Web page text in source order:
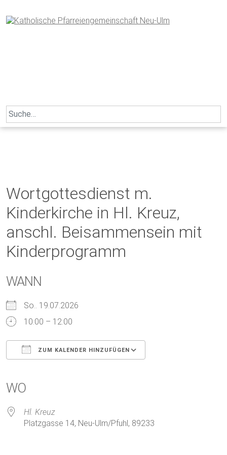
to
content
Search
for:
Wortgottesdienst m.
Kinderkirche in Hl. Kreuz,
anschl. Beisammensein mit
Kinderprogramm
WANN
So.. 19.07.2026
10:00 – 12:00
ZUM KALENDER HINZUFÜGEN
WO
Hl. Kreuz
Platzgasse 14, Neu-Ulm/Pfuhl, 89233